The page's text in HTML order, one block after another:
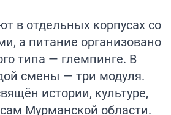
в отдельных корпусах со
а питание организовано
типа — глемпинге. В
смены — три модуля.
истории, культуре,
Мурманской области.